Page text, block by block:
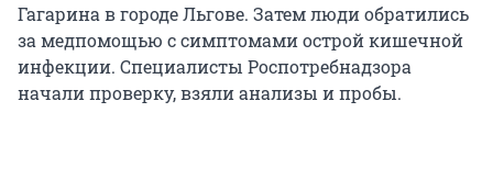
Гагарина в городе Льгове. Затем люди обратились
за медпомощью с симптомами острой кишечной
инфекции. Специалисты Роспотребнадзора
начали проверку, взяли анализы и пробы.